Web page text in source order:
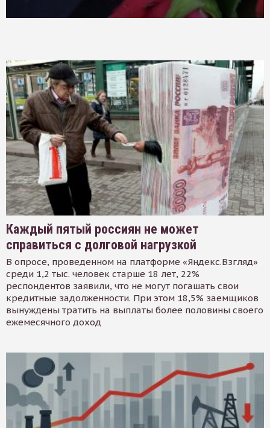
Каждый пятый россиян не может
справиться с долговой нагрузкой
В опросе, проведенном на платформе «Яндекс.Взгляд»
среди 1,2 тыс. человек старше 18 лет, 22%
респондентов заявили, что не могут погашать свои
кредитные задолженности. При этом 18,5% заемщиков
вынуждены тратить на выплаты более половины своего
ежемесячного доход